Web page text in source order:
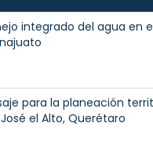
integrado del agua en
para la planeación
el Alto, Querétaro